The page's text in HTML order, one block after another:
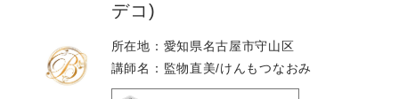
デコ)
所在地：愛知県名古屋市守山区
講師名：監物直美/けんもつなおみ